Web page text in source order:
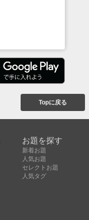
Topに戻る
お題を探す
新着お題
人気お題
セレクトお題
人気タグ